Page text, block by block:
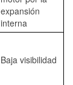
expansión
interna
Baja visibilidad